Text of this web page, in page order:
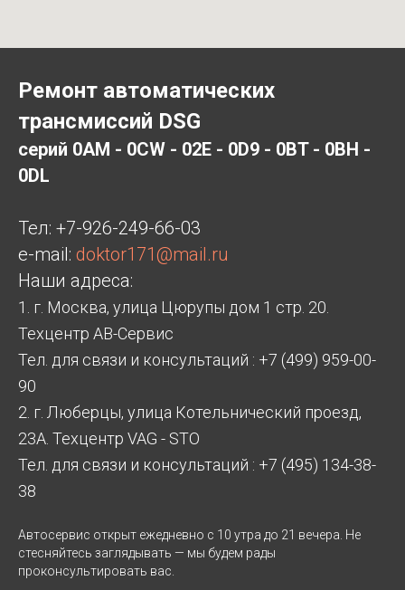
Ремонт автоматических
трансмиссий DSG
серий 0AM - 0CW - 02E - 0D9 - 0BT - 0BH -
0DL
Тел: +7-926-249-66-03
e-mail: doktor171@mail.ru
Наши адреса:
1. г. Москва, улица Цюрупы дом 1 стр. 20.
Техцентр АВ-Сервис
Тел. для связи и консультаций : +7 (499) 959-00-
90
2. г. Люберцы, улица Котельнический проезд,
23А. Техцентр VAG - STO
Тел. для связи и консультаций : +7 (495) 134-38-
38
Автосервис открыт ежедневно с 10 утра до 21 вечера. Не
стесняйтесь заглядывать — мы будем рады
проконсультировать вас.